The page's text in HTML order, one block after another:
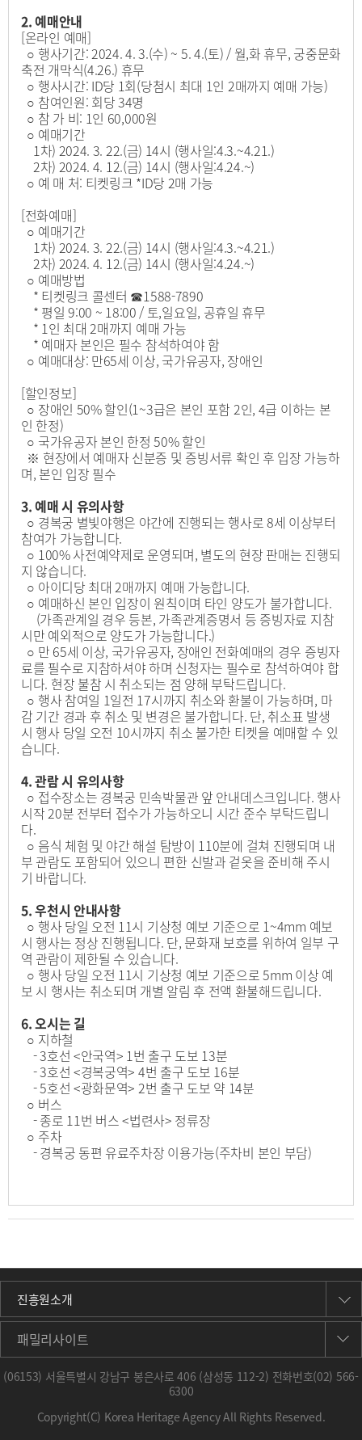
2. 예매안내
[온라인 예매]
○ 행사기간: 2024. 4. 3.(수) ~ 5. 4.(토) / 월,화 휴무, 궁중문화
축전 개막식(4.26.) 휴무
○ 행사시간: ID당 1회(당첨시 최대 1인 2매까지 예매 가능)
○ 참여인원: 회당 34명
○ 참 가 비: 1인 60,000원
○ 예매기간
1차) 2024. 3. 22.(금) 14시 (행사일:4.3.~4.21.)
2차) 2024. 4. 12.(금) 14시 (행사일:4.24.~)
○ 예 매 처: 티켓링크 *ID당 2매 가능
[전화예매]
○ 예매기간
1차) 2024. 3. 22.(금) 14시 (행사일:4.3.~4.21.)
2차) 2024. 4. 12.(금) 14시 (행사일:4.24.~)
○ 예매방법
* 티켓링크 콜센터 ☎1588-7890
* 평일 9:00 ~ 18:00 / 토,일요일, 공휴일 휴무
* 1인 최대 2매까지 예매 가능
* 예매자 본인은 필수 참석하여야 함
○ 예매대상: 만65세 이상, 국가유공자, 장애인
[할인정보]
○ 장애인 50% 할인(1~3급은 본인 포함 2인, 4급 이하는 본
인 한정)
○ 국가유공자 본인 한정 50% 할인
※ 현장에서 예매자 신분증 및 증빙서류 확인 후 입장 가능하
며, 본인 입장 필수
3. 예매 시 유의사항
○ 경복궁 별빛야행은 야간에 진행되는 행사로 8세 이상부터
참여가 가능합니다.
○ 100% 사전예약제로 운영되며, 별도의 현장 판매는 진행되
지 않습니다.
○ 아이디당 최대 2매까지 예매 가능합니다.
○ 예매하신 본인 입장이 원칙이며 타인 양도가 불가합니다.
(가족관계일 경우 등본, 가족관계증명서 등 증빙자료 지참
시만 예외적으로 양도가 가능합니다.)
○ 만 65세 이상, 국가유공자, 장애인 전화예매의 경우 증빙자
료를 필수로 지참하셔야 하며 신청자는 필수로 참석하여야 합
니다. 현장 불참 시 취소되는 점 양해 부탁드립니다.
○ 행사 참여일 1일전 17시까지 취소와 환불이 가능하며, 마
감 기간 경과 후 취소 및 변경은 불가합니다. 단, 취소표 발생
시 행사 당일 오전 10시까지 취소 불가한 티켓을 예매할 수 있
습니다.
4. 관람 시 유의사항
○ 접수장소는 경복궁 민속박물관 앞 안내데스크입니다. 행사
시작 20분 전부터 접수가 가능하오니 시간 준수 부탁드립니
다.
○ 음식 체험 및 야간 해설 탐방이 110분에 걸쳐 진행되며 내
부 관람도 포함되어 있으니 편한 신발과 겉옷을 준비해 주시
기 바랍니다.
5. 우천시 안내사항
○ 행사 당일 오전 11시 기상청 예보 기준으로 1~4mm 예보
시 행사는 정상 진행됩니다. 단, 문화재 보호를 위하여 일부 구
역 관람이 제한될 수 있습니다.
○ 행사 당일 오전 11시 기상청 예보 기준으로 5mm 이상 예
보 시 행사는 취소되며 개별 알림 후 전액 환불해드립니다.
6. 오시는 길
○ 지하철
- 3호선 <안국역> 1번 출구 도보 13분
- 3호선 <경복궁역> 4번 출구 도보 16분
- 5호선 <광화문역> 2번 출구 도보 약 14분
○ 버스
- 종로 11번 버스 <법련사> 정류장
○ 주차
- 경복궁 동편 유료주차장 이용가능(주차비 본인 부담)
진흥원소개
패밀리사이트
(06153) 서울특별시 강남구 봉은사로 406 (삼성동 112-2) 전화번호(02) 566-
6300
Copyright(C) Korea Heritage Agency All Rights Reserved.